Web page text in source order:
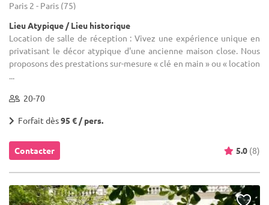
Paris 2 - Paris (75)
Lieu Atypique / Lieu historique
Location de salle de réception : Vivez une expérience unique en
privatisant le décor atypique d'une ancienne maison close. Nous
proposons des prestations sur-mesure « clé en main » ou « location
20-70
Forfait dès95 € / pers.
Contacter 5.0 (8)